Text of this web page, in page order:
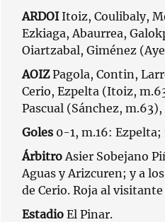
ARDOIItoiz, Coulibaly,
Ezkiaga, Abaurrea,
Oiartzabal, Giménez
AOIZPagola, Contin,
Cerio, Ezpelta (Itoiz,
Pascual (Sánchez,
Goles 0-1, m.16:
Árbitro Asier Sobejano
Aguas y Arizcuren; y a
de Cerio. Roja al
Estadio El Pinar.